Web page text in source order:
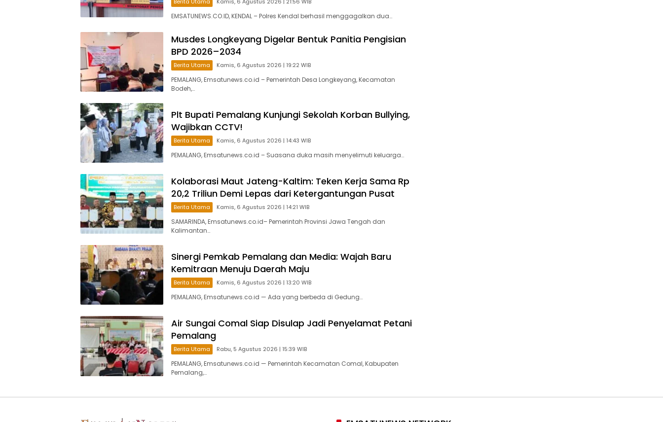
EMSATUNEWS.CO.ID, KENDAL – Polres Kendal berhasil menggagalkan dua…
Musdes Longkeyang Digelar Bentuk Panitia Pengisian
BPD 2026–2034
Berita Utama Kamis, 6 Agustus 2026 | 19:22 WIB
PEMALANG, Emsatunews.co.id – Pemerintah Desa Longkeyang, Kecamatan
Bodeh,…
Plt Bupati Pemalang Kunjungi Sekolah Korban Bullying,
Wajibkan CCTV!
Berita Utama Kamis, 6 Agustus 2026 | 14:43 WIB
PEMALANG, Emsatunews.co.id – Suasana duka masih menyelimuti keluarga…
Kolaborasi Maut Jateng-Kaltim: Teken Kerja Sama Rp
20,2 Triliun Demi Lepas dari Ketergantungan Pusat
Berita Utama Kamis, 6 Agustus 2026 | 14:21 WIB
SAMARINDA, Emsatunews.co.id– Pemerintah Provinsi Jawa Tengah dan
Kalimantan…
Sinergi Pemkab Pemalang dan Media: Wajah Baru
Kemitraan Menuju Daerah Maju
Berita Utama Kamis, 6 Agustus 2026 | 13:20 WIB
PEMALANG, Emsatunews.co.id — Ada yang berbeda di Gedung…
Air Sungai Comal Siap Disulap Jadi Penyelamat Petani
Pemalang
Berita Utama Rabu, 5 Agustus 2026 | 15:39 WIB
PEMALANG, Emsatunews.co.id — Pemerintah Kecamatan Comal, Kabupaten
Pemalang,…